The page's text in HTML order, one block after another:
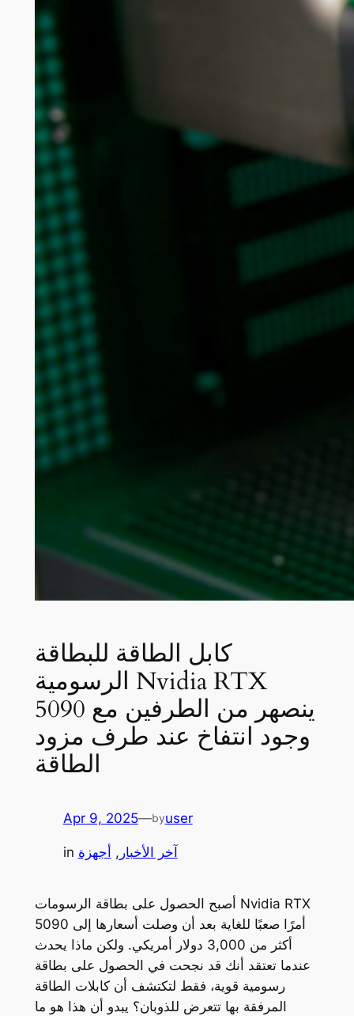
كابل الطاقة للبطاقة
الرسومية Nvidia RTX
5090 ينصهر من الطرفين مع
وجود انتفاخ عند طرف مزود
الطاقة
Apr 9, 2025—byuser
in آخر الأخبار , أجهزة
أصبح الحصول على بطاقة الرسومات Nvidia RTX
5090 أمرًا صعبًا للغاية بعد أن وصلت أسعارها إلى
أكثر من 3,000 دولار أمريكي. ولكن ماذا يحدث
عندما تعتقد أنك قد نجحت في الحصول على بطاقة
رسومية قوية، فقط لتكتشف أن كابلات الطاقة
المرفقة بها تتعرض للذوبان؟ يبدو أن هذا هو ما